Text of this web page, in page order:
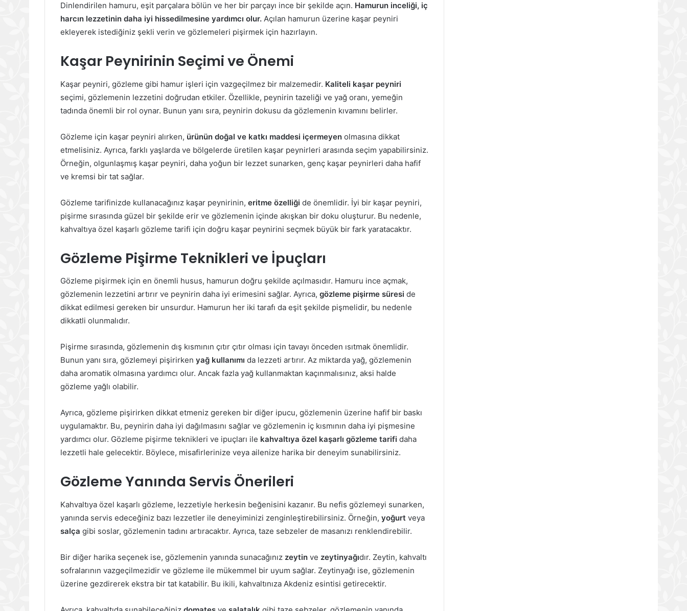
Dinlendirilen hamuru, eşit parçalara bölün ve her bir parçayı ince bir şekilde açın. Hamurun inceliği, iç
harcın lezzetinin daha iyi hissedilmesine yardımcı olur. Açılan hamurun üzerine kaşar peyniri
ekleyerek istediğiniz şekli verin ve gözlemeleri pişirmek için hazırlayın.
Kaşar Peynirinin Seçimi ve Önemi
Kaşar peyniri, gözleme gibi hamur işleri için vazgeçilmez bir malzemedir. Kaliteli kaşar peyniri
seçimi, gözlemenin lezzetini doğrudan etkiler. Özellikle, peynirin tazeliği ve yağ oranı, yemeğin
tadında önemli bir rol oynar. Bunun yanı sıra, peynirin dokusu da gözlemenin kıvamını belirler.
Gözleme için kaşar peyniri alırken, ürünün doğal ve katkı maddesi içermeyen olmasına dikkat
etmelisiniz. Ayrıca, farklı yaşlarda ve bölgelerde üretilen kaşar peynirleri arasında seçim yapabilirsiniz.
Örneğin, olgunlaşmış kaşar peyniri, daha yoğun bir lezzet sunarken, genç kaşar peynirleri daha hafif
ve kremsi bir tat sağlar.
Gözleme tarifinizde kullanacağınız kaşar peynirinin, eritme özelliği de önemlidir. İyi bir kaşar peyniri,
pişirme sırasında güzel bir şekilde erir ve gözlemenin içinde akışkan bir doku oluşturur. Bu nedenle,
kahvaltıya özel kaşarlı gözleme tarifi için doğru kaşar peynirini seçmek büyük bir fark yaratacaktır.
Gözleme Pişirme Teknikleri ve İpuçları
Gözleme pişirmek için en önemli husus, hamurun doğru şekilde açılmasıdır. Hamuru ince açmak,
gözlemenin lezzetini artırır ve peynirin daha iyi erimesini sağlar. Ayrıca, gözleme pişirme süresi de
dikkat edilmesi gereken bir unsurdur. Hamurun her iki tarafı da eşit şekilde pişmelidir, bu nedenle
dikkatli olunmalıdır.
Pişirme sırasında, gözlemenin dış kısmının çıtır çıtır olması için tavayı önceden ısıtmak önemlidir.
Bunun yanı sıra, gözlemeyi pişirirken yağ kullanımı da lezzeti artırır. Az miktarda yağ, gözlemenin
daha aromatik olmasına yardımcı olur. Ancak fazla yağ kullanmaktan kaçınmalısınız, aksi halde
gözleme yağlı olabilir.
Ayrıca, gözleme pişirirken dikkat etmeniz gereken bir diğer ipucu, gözlemenin üzerine hafif bir baskı
uygulamaktır. Bu, peynirin daha iyi dağılmasını sağlar ve gözlemenin iç kısmının daha iyi pişmesine
yardımcı olur. Gözleme pişirme teknikleri ve ipuçları ile kahvaltıya özel kaşarlı gözleme tarifi daha
lezzetli hale gelecektir. Böylece, misafirlerinize veya ailenize harika bir deneyim sunabilirsiniz.
Gözleme Yanında Servis Önerileri
Kahvaltıya özel kaşarlı gözleme, lezzetiyle herkesin beğenisini kazanır. Bu nefis gözlemeyi sunarken,
yanında servis edeceğiniz bazı lezzetler ile deneyiminizi zenginleştirebilirsiniz. Örneğin, yoğurt veya
salça gibi soslar, gözlemenin tadını artıracaktır. Ayrıca, taze sebzeler de masanızı renklendirebilir.
Bir diğer harika seçenek ise, gözlemenin yanında sunacağınız zeytin ve zeytinyağıdır. Zeytin, kahvaltı
sofralarının vazgeçilmezidir ve gözleme ile mükemmel bir uyum sağlar. Zeytinyağı ise, gözlemenin
üzerine gezdirerek ekstra bir tat katabilir. Bu ikili, kahvaltınıza Akdeniz esintisi getirecektir.